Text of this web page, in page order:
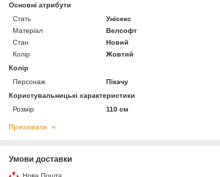
Основні атрибути
Стать
Унісекс
Матеріал
Велсофт
Стан
Новий
Колір
Жовтий
Колір
Персонаж
Пікачу
Користувальницькі характеристики
Розмір
110 см
Приховати
Умови доставки
Нова Пошта